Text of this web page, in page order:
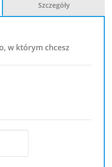
Szczegóły
w którym chcesz